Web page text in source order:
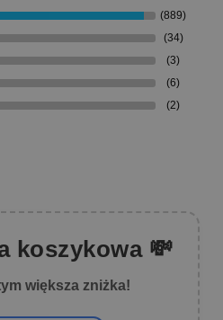
(889)
(34)
(3)
(6)
(2)
koszykowa 💸
większa zniżka!